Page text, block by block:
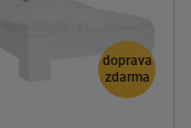
doprava
zdarma